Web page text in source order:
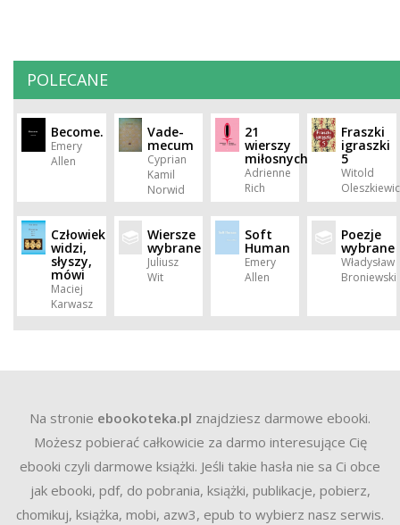
POLECANE
Become.
Emery
Allen
Vade-
mecum
Cyprian
Kamil
Norwid
21
wierszy
miłosnych
Adrienne
Rich
Fraszki
igraszki
5
Witold
Człowiek
widzi,
słyszy,
mówi
Maciej
Karwasz
Wiersze
wybrane
Juliusz
Wit
Soft
Human
Emery
Allen
Poezje
wybrane
Władysław
Broniewski
Na stronie ebookoteka.pl znajdziesz darmowe ebooki.
Możesz pobierać całkowicie za darmo interesujące Cię
ebooki czyli darmowe książki. Jeśli takie hasła nie sa Ci obce
jak ebooki, pdf, do pobrania, książki, publikacje, pobierz,
chomikuj, książka, mobi, azw3, epub to wybierz nasz serwis.